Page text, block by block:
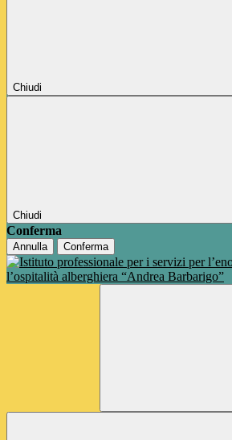
Chiudi
Chiudi
Conferma
Annulla Conferma